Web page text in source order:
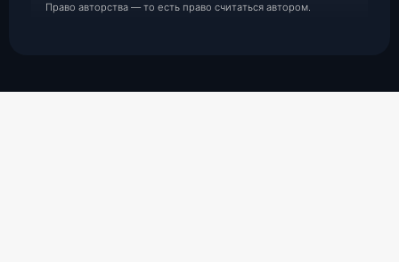
Право авторства — то есть право считаться автором.